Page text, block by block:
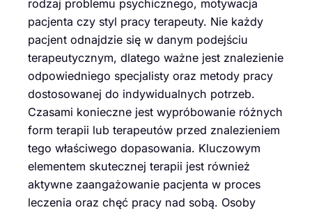
rodzaj problemu psychicznego, motywacja
pacjenta czy styl pracy terapeuty. Nie każdy
pacjent odnajdzie się w danym podejściu
terapeutycznym, dlatego ważne jest znalezienie
odpowiedniego specjalisty oraz metody pracy
dostosowanej do indywidualnych potrzeb.
Czasami konieczne jest wypróbowanie różnych
form terapii lub terapeutów przed znalezieniem
tego właściwego dopasowania. Kluczowym
elementem skutecznej terapii jest również
aktywne zaangażowanie pacjenta w proces
leczenia oraz chęć pracy nad sobą. Osoby